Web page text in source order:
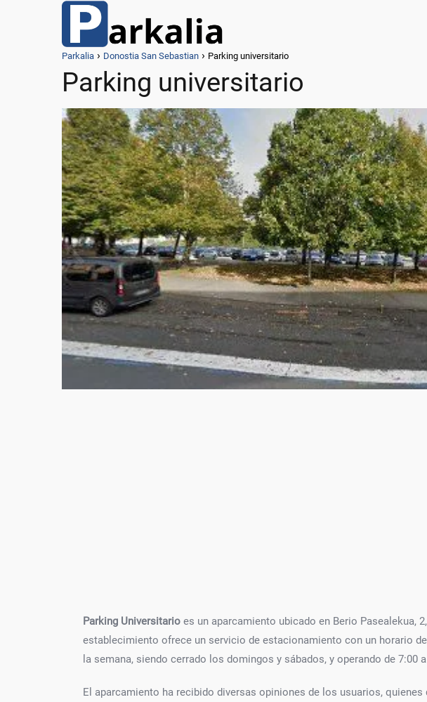
Parkalia Donostia San Sebastian Parking universitario
Parking universitario
Parking Universitario es un aparcamiento ubicado en Berio Pasealekua,
establecimiento ofrece un servicio de estacionamiento con un horario
la semana, siendo cerrado los domingos y sábados, y operando de 7:00
El aparcamiento ha recibido diversas opiniones de los usuarios,